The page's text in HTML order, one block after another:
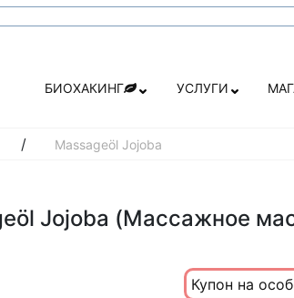
БИОХАКИНГ УСЛУГИ
/ Massageöl Jojoba
Jojoba (Массажное
Купон на